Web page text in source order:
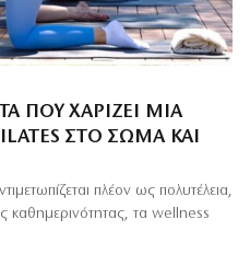
ΠΟΥ ΧΑΡΊΖΕΙ ΜΙΑ
ΣΤΟ ΣΏΜΑ ΚΑΙ
πλέον ως πολυτέλεια,
καθημερινότητας, τα wellness